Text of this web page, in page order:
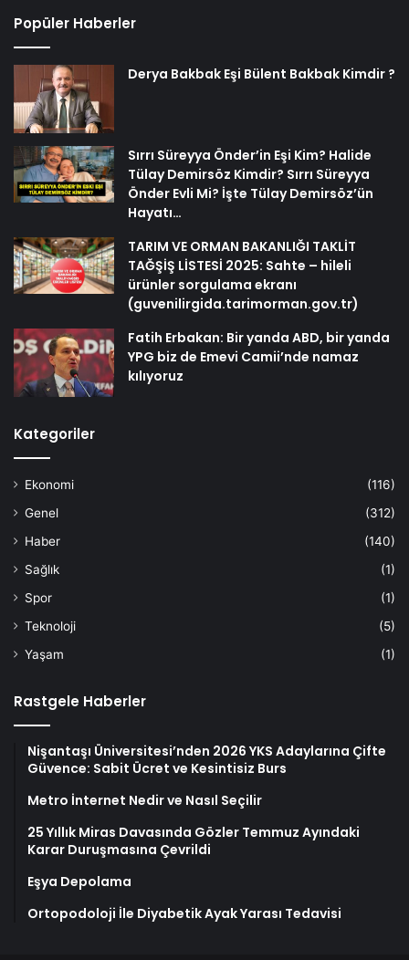
Popüler Haberler
Derya Bakbak Eşi Bülent Bakbak Kimdir ?
Sırrı Süreyya Önder’in Eşi Kim? Halide
Tülay Demirsöz Kimdir? Sırrı Süreyya
Önder Evli Mi? İşte Tülay Demirsöz’ün
Hayatı…
TARIM VE ORMAN BAKANLIĞI TAKLİT
TAĞŞİŞ LİSTESİ 2025: Sahte – hileli
ürünler sorgulama ekranı
(guvenilirgida.tarimorman.gov.tr)
Fatih Erbakan: Bir yanda ABD, bir yanda
YPG biz de Emevi Camii’nde namaz
kılıyoruz
Kategoriler
Ekonomi
(116)
Genel
(312)
Haber
(140)
Sağlık
(1)
Spor
(1)
Teknoloji
(5)
Yaşam
(1)
Rastgele Haberler
Nişantaşı Üniversitesi’nden 2026 YKS Adaylarına Çifte
Güvence: Sabit Ücret ve Kesintisiz Burs
Metro İnternet Nedir ve Nasıl Seçilir
25 Yıllık Miras Davasında Gözler Temmuz Ayındaki
Karar Duruşmasına Çevrildi
Eşya Depolama
Ortopodoloji İle Diyabetik Ayak Yarası Tedavisi